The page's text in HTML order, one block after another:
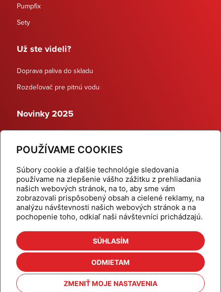
POUŽÍVAME COOKIES
Súbory cookie a ďalšie technológie sledovania
používame na zlepšenie vášho zážitku z prehliadania
našich webových stránok, na to, aby sme vám
zobrazovali prispôsobený obsah a cielené reklamy, na
analýzu návštevnosti našich webových stránok a na
pochopenie toho, odkiaľ naši návštevníci prichádzajú.
SÚHLASÍM
ODMIETAM
ZMENIŤ MOJE NASTAVENIA
Pumpfix
Sety
Už ste videli?
Doprava paliva do skladu
Rozdeľovač pre pitnú vodu
Novinky 2025
Dynamické termostatické ventily
Domov
Produkty
Aktuality
Odber šikovné tipy
Kalkulačky
Cenníky
Na stiahnutie
Referencie
Kontakt